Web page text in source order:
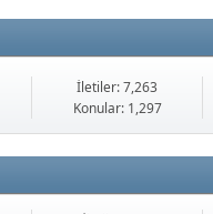
İletiler: 7,263
Konular: 1,297